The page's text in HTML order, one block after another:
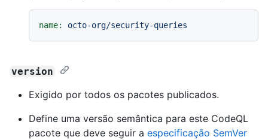
name: octo-org/security-queries
version
Exigido por todos os pacotes publicados.
Define uma versão semântica para este CodeQL
pacote que deve seguir a especificação SemVer